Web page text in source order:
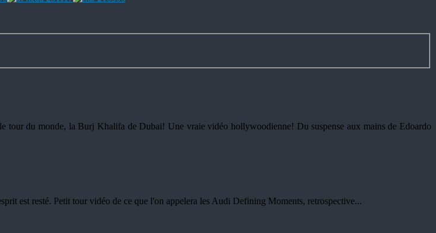
tour du monde, la Burj Khalifa de Dubai! Une vraie vidéo hollywoodienne! Du suspense aux mains de Edoardo
est resté. Petit tour vidéo de ce que l'on appelera les Audi Defining Moments, retrospective...